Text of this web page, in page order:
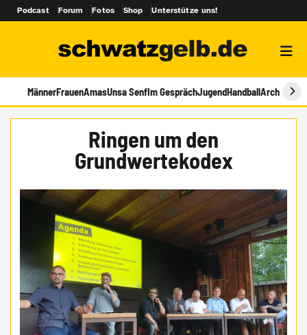
Podcast Forum Fotos Shop Unterstütze uns!
MännerFrauenAmasUnsa SenfIm GesprächJugendHandballArchiv
Ringen um den
Grundwertekodex